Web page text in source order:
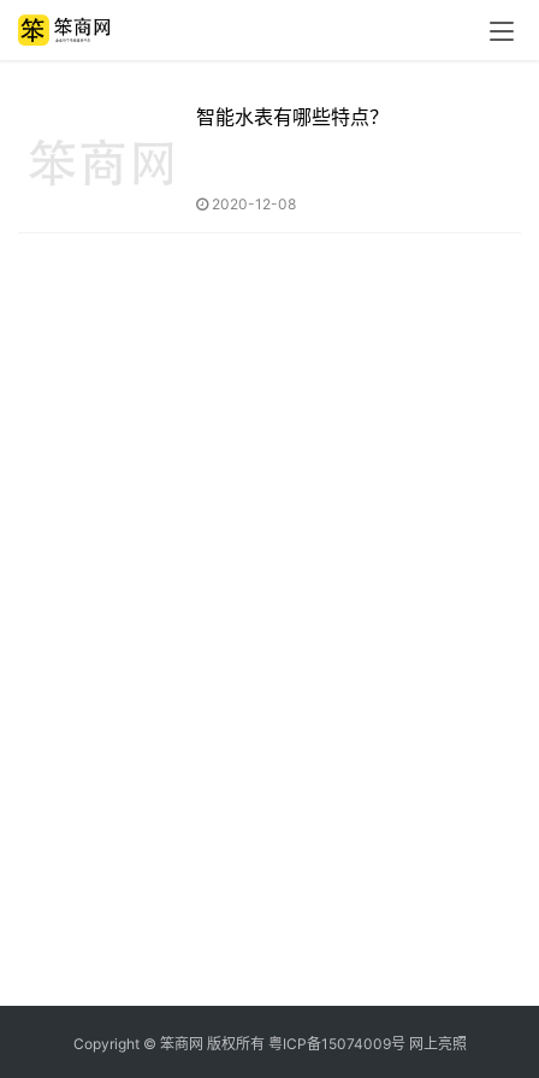
智能水表有哪些特点？
2020-12-08
Copyright © 笨商网 版权所有 粤ICP备15074009号 网上亮照